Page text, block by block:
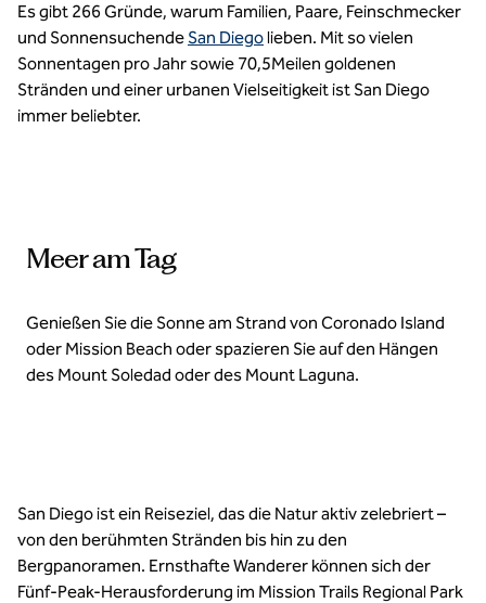
Es gibt 266 Gründe, warum Familien, Paare, Feinschmecker
und Sonnensuchende San Diegolieben. Mit so vielen
Sonnentagen pro Jahr sowie 70,5Meilen goldenen
Stränden und einer urbanen Vielseitigkeit ist San Diego
immer beliebter.
Meer am Tag
Genießen Sie die Sonne am Strand von Coronado Island
oder Mission Beach oder spazieren Sie auf den Hängen
des Mount Soledad oder des Mount Laguna.
San Diego ist ein Reiseziel, das die Natur aktiv zelebriert –
von den berühmten Stränden bis hin zu den
Bergpanoramen. Ernsthafte Wanderer können sich der
Fünf-Peak-Herausforderung im Mission Trails Regional Park